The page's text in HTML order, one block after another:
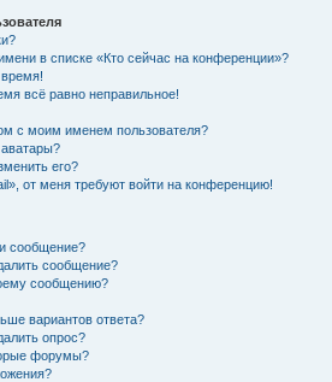
в списке «Кто сейчас на конференции»?
всё равно неправильное!
с моим именем пользователя?
его?
от меня требуют войти на конференцию!
сообщение?
сообщение?
сообщению?
вариантов ответа?
опрос?
форумы?